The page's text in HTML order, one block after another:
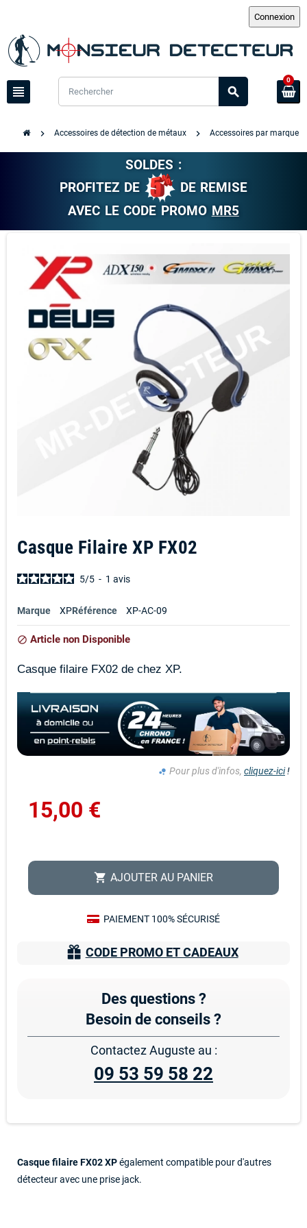
view_headline search
0
chevron_right Accessoires de détection de métaux chevron_right Accessoires par marque
SOLDES :
PROFITEZ DE
DE REMISE
AVEC LE CODE PROMO MR5
Casque Filaire XP FX02
5/5 - 1 avis
Marque XPRéférence XP-AC-09
block Article non Disponible
Casque filaire FX02 de chez XP.
bubble_chart Pour plus d'infos, cliquez-ici!
15,00 €
shopping_cart AJOUTER AU PANIER
PAIEMENT 100% SÉCURISÉ
CODE PROMO ET CADEAUX
Des questions ?
Besoin de conseils ?
Contactez Auguste au :
09 53 59 58 22
Casque filaire FX02 XPégalement compatible pour d'autres
détecteur avec une prise jack.